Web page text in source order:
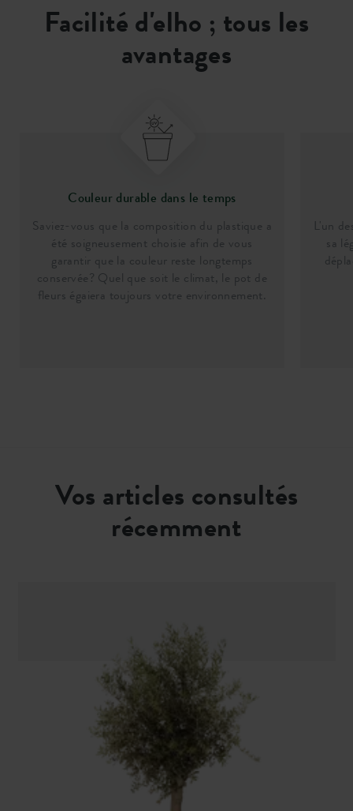
Facilité d'elho ; tous les
avantages
Couleur durable dans le temps
Saviez-vous que la composition du plastique a
été soigneusement choisie afin de vous
garantir que la couleur reste longtemps
conservée? Quel que soit le climat, le pot de
fleurs égaiera toujours votre environnement.
L'un
sa
Vos articles consultés
récemment